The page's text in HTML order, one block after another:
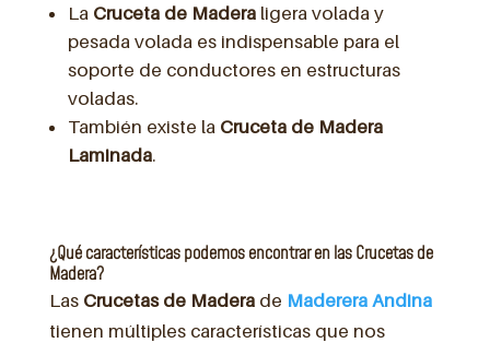
La Cruceta de Maderaligera volada y
pesada volada es indispensable para el
soporte de conductores en estructuras
voladas.
También existe la Cruceta de Madera
Laminada.
¿Qué características podemos encontrar en las Crucetas de
Madera?
Las Crucetas de Maderade Maderera Andina
tienen múltiples características que nos